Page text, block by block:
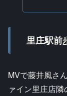
里庄駅前
MVで藤井風さ
ァイン里庄店